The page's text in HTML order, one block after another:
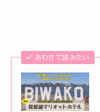
あわせて読みたい